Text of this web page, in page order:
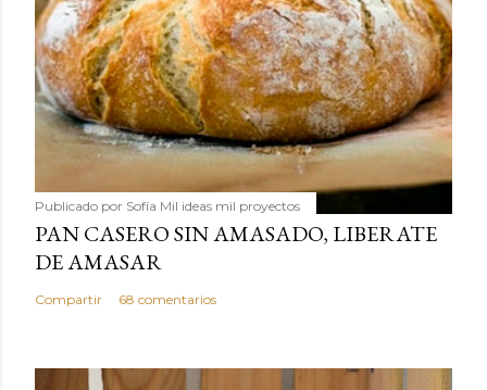
Publicado por Sofía Mil ideas mil proyectos
PAN CASERO SIN AMASADO, LIBERATE
DE AMASAR
Compartir 68 comentarios